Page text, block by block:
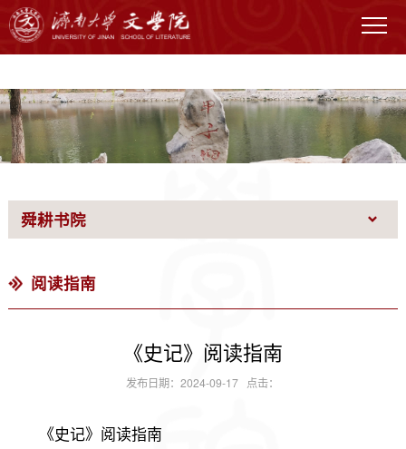
VSport - 体育胜利因您更精彩
舜耕书院
阅读指南
《史记》阅读指南
发布日期：2024-09-17 点击：
《史记》阅读指南